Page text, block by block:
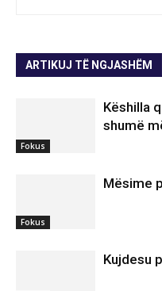
ARTIKUJ TË NGJASHËM
Fokus
Këshilla
shumë
Fokus
Mësime
Kujdesu